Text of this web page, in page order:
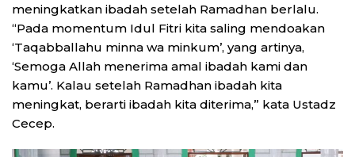
meningkatkan ibadah setelah Ramadhan berlalu.
“Pada momentum Idul Fitri kita saling mendoakan
‘Taqabballahu minna wa minkum’, yang artinya,
‘Semoga Allah menerima amal ibadah kami dan
kamu’. Kalau setelah Ramadhan ibadah kita
meningkat, berarti ibadah kita diterima,” kata Ustadz
Cecep.